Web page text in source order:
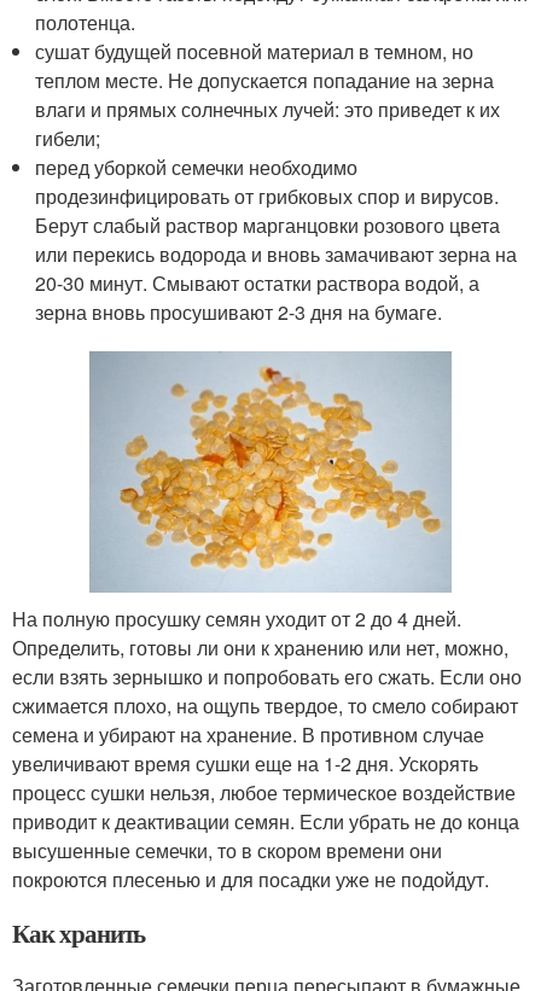
полотенца.
сушат будущей посевной материал в темном, но
теплом месте. Не допускается попадание на зерна
влаги и прямых солнечных лучей: это приведет к их
гибели;
перед уборкой семечки необходимо
продезинфицировать от грибковых спор и вирусов.
Берут слабый раствор марганцовки розового цвета
или перекись водорода и вновь замачивают зерна на
20-30 минут. Смывают остатки раствора водой, а
зерна вновь просушивают 2-3 дня на бумаге.
На полную просушку семян уходит от 2 до 4 дней.
Определить, готовы ли они к хранению или нет, можно,
если взять зернышко и попробовать его сжать. Если оно
сжимается плохо, на ощупь твердое, то смело собирают
семена и убирают на хранение. В противном случае
увеличивают время сушки еще на 1-2 дня. Ускорять
процесс сушки нельзя, любое термическое воздействие
приводит к деактивации семян. Если убрать не до конца
высушенные семечки, то в скором времени они
покроются плесенью и для посадки уже не подойдут.
Как хранить
Заготовленные семечки перца пересыпают в бумажные